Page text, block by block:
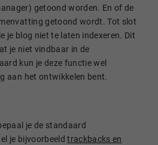
getoond worden. En of de
getoond wordt. Tot slot
je blog niet te laten indexeren. Dit
je niet vindbaar in de
kun je deze functie wel
aan het ontwikkelen bent.
je de standaard
je bijvoorbeeldtrackbacks en